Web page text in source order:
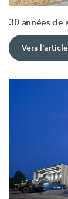
30 années de
Vers l’article